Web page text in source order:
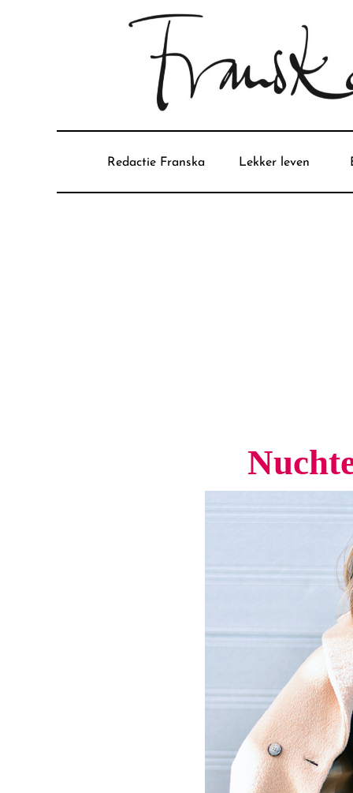
Redactie Franska Lekker leven